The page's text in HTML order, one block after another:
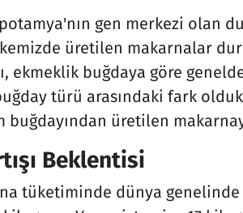
gen merkezi olan
üretilen makarnalar
ekmeklik buğdaya göre
türü arasındaki fark
buğdayından üretilen
Beklentisi
tüketiminde dünya genelinde